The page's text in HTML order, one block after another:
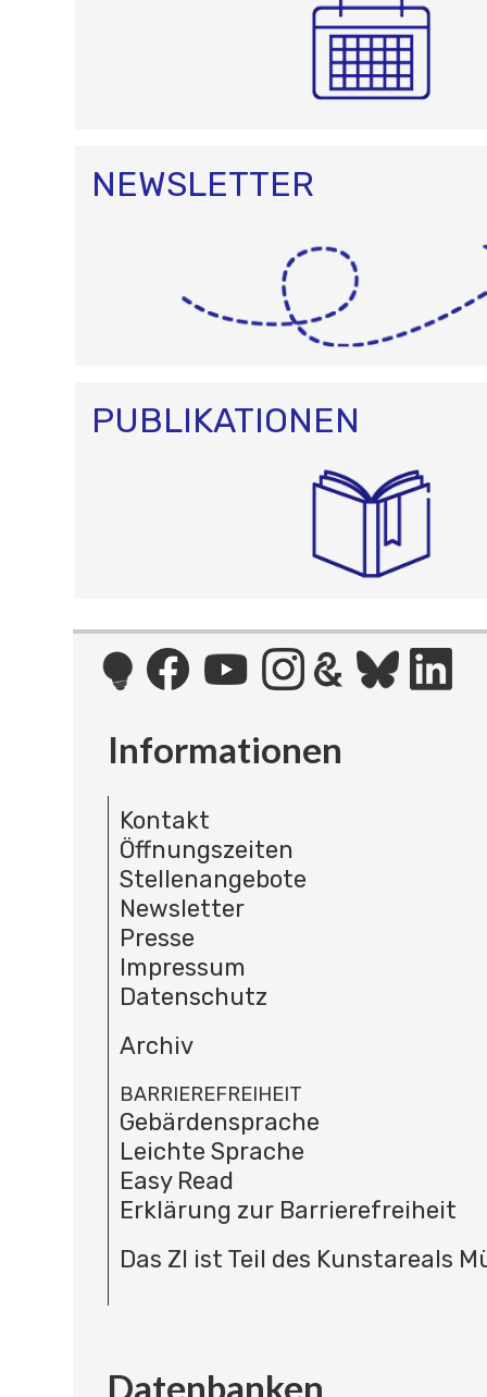
NEWSLETTER
PUBLIKATIONEN
Informationen
Kontakt
Öffnungszeiten
Stellenangebote
Newsletter
Presse
Impressum
Datenschutz
Archiv
BARRIEREFREIHEIT
Gebärdensprache
Leichte Sprache
Easy Read
Erklärung zur Barrierefreiheit
Das ZI ist Teil des Kunstareals
Datenbanken